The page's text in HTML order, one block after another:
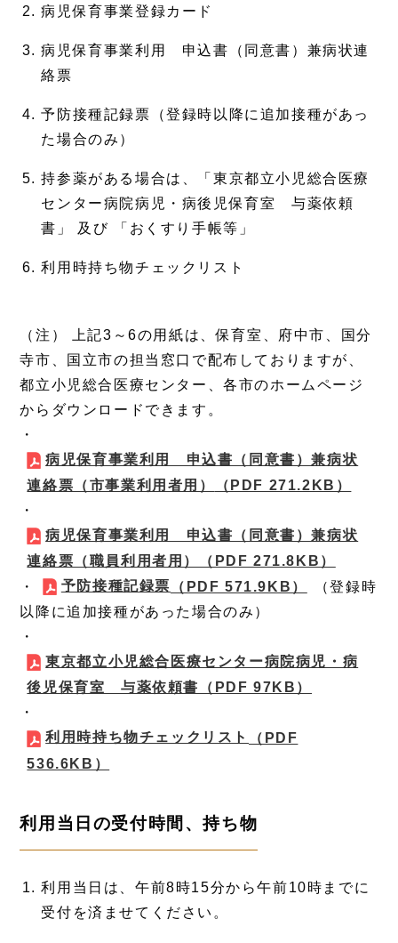
病児保育事業登録カード
病児保育事業利用 申込書（同意書）兼病状連
絡票
予防接種記録票（登録時以降に追加接種があっ
た場合のみ）
持参薬がある場合は、「東京都立小児総合医療
センター病院病児・病後児保育室 与薬依頼
書」 及び 「おくすり手帳等」
利用時持ち物チェックリスト
（注） 上記3～6の用紙は、保育室、府中市、国分
寺市、国立市の担当窓口で配布しておりますが、
都立小児総合医療センター、各市のホームページ
からダウンロードできます。
・
病児保育事業利用 申込書（同意書）兼病状
連絡票（市事業利用者用）
（PDF 271.2KB）
・
病児保育事業利用 申込書（同意書）兼病状
連絡票（職員利用者用）
（PDF 271.8KB）
・
予防接種記録票 （PDF 571.9KB）
（登録時
以降に追加接種があった場合のみ）
・
東京都立小児総合医療センター病院病児・病
後児保育室 与薬依頼書
（PDF 97KB）
・
利用時持ち物チェックリスト
（PDF
536.6KB）
利用当日の受付時間、持ち物
利用当日は、午前8時15分から午前10時までに
受付を済ませてください。